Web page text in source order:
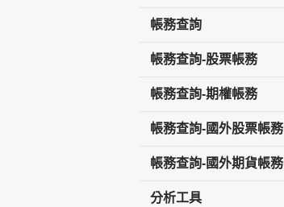
帳務查詢
帳務查詢-股票帳務
帳務查詢-期權帳務
帳務查詢-國外股票帳務
帳務查詢-國外期貨帳務
分析工具